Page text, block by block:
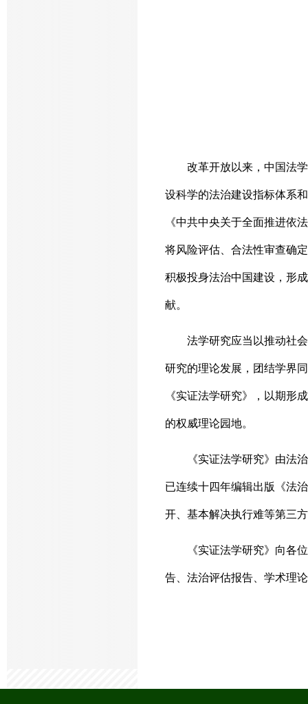
改革开放以来，中国法
设科学的法治建设指标体系
《中共中央关于全面推进依
将风险评估、合法性审查确
积极投身法治中国建设，形
献。
法学研究应当以推动社
研究的理论发展，团结学界
《实证法学研究》，以期形
的权威理论园地。
《实证法学研究》由法
已连续十四年编辑出版《法
开、基本解决执行难等第三
《实证法学研究》向各
告、法治评估报告、学术理